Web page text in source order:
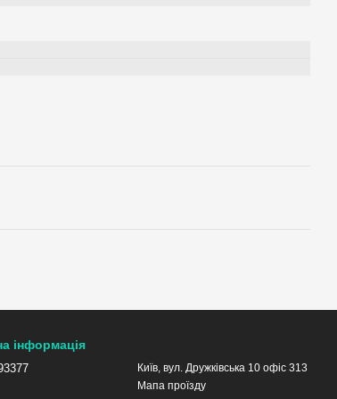
інформація
Київ, вул. Дружківська 10 офіс 313
Мапа проїзду